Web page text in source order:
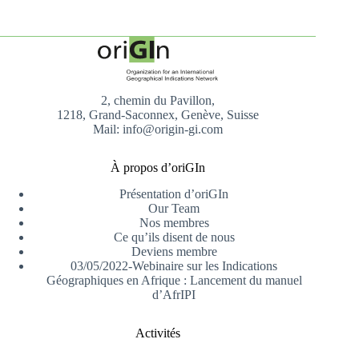
2, chemin du Pavillon,
1218, Grand-Saconnex, Genève, Suisse
Mail: info@origin-gi.com
À propos d’oriGIn
Présentation d’oriGIn
Our Team
Nos membres
Ce qu’ils disent de nous
Deviens membre
03/05/2022-Webinaire sur les Indications
Géographiques en Afrique : Lancement du manuel
d’AfrIPI
Activités